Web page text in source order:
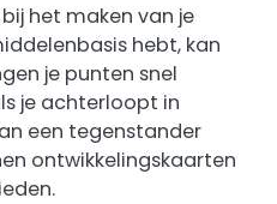
het maken van je
hebt, kan
je punten snel
je achterloopt in
een tegenstander
ontwikkelingskaarten